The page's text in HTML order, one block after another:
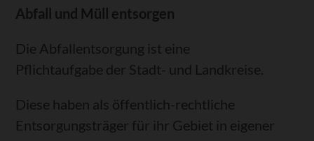
Abfall und Müll entsorgen
Die Abfallentsorgung ist eine
Pflichtaufgabe der Stadt- und Landkreise.
Diese haben als öffentlich-rechtliche
Entsorgungsträger für ihr Gebiet in eigener